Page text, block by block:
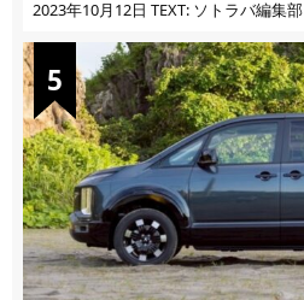
ばかり
2023年10月12日 TEXT: ソトラバ編集部